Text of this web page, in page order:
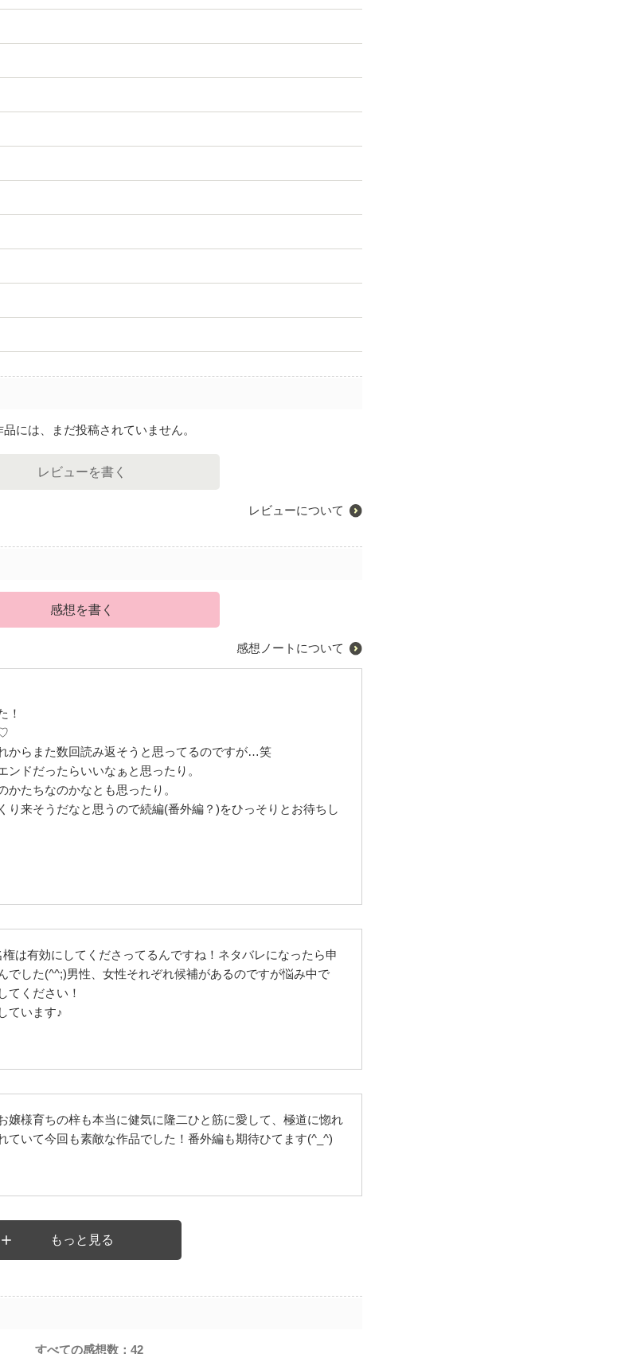
品には、まだ投稿されていません。
レビューを書く
レビューについて
感想を書く
感想ノートについて
！
からまた数回読み返そうと思ってるのですが…笑
ドだったらいいなぁと思ったり。
たちなのかなとも思ったり。
り来そうだなと思うので続編(番外編？)をひっそりとお待ちし
は有効にしてくださってるんですね！ネタバレになったら申
でした(^^;)男性、女性それぞれ候補があるのですが悩み中で
てください！
ています♪
嬢様育ちの梓も本当に健気に隆二ひと筋に愛して、極道に惚れ
ていて今回も素敵な作品でした！番外編も期待ひてます(^_^)
もっと見る
すべての感想数：42